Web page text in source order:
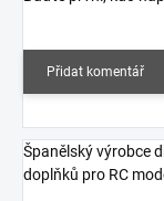
Přidat komentář
Španělský výrobce
doplňků pro RC